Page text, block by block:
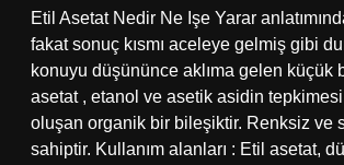
Etil Asetat Nedir Ne Işe Yarar
fakat sonuç kısmı aceleye gelmiş gibi
konuyu düşününce aklıma gelen küçük
asetat , etanol ve asetik asidin
oluşan organik bir bileşiktir. Renksiz ve
sahiptir. Kullanım alanları : Etil asetat,